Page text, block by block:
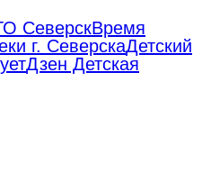
СеверскВремя
г. СеверскаДетский
Дзен Детская